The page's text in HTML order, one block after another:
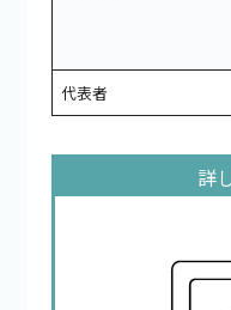
代表者